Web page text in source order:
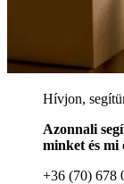
Hívjon,
Azonnali
minket és mi
+36 (70) 678